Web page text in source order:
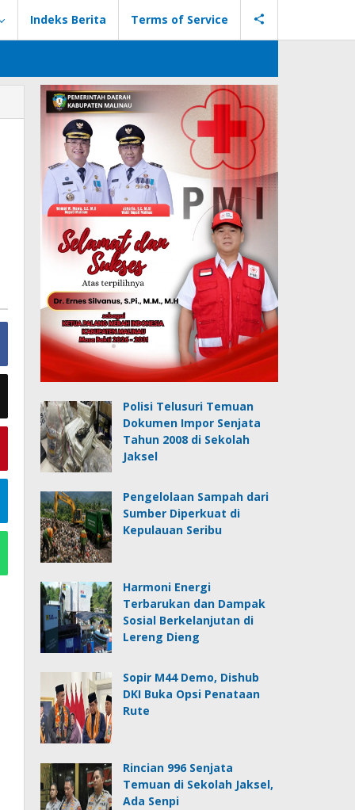
Indeks Berita Terms of Service
Polisi Telusuri Temuan
Dokumen Impor Senjata
Tahun 2008 di Sekolah
Jaksel
Pengelolaan Sampah dari
Sumber Diperkuat di
Kepulauan Seribu
Harmoni Energi
Terbarukan dan Dampak
Sosial Berkelanjutan di
Lereng Dieng
Sopir M44 Demo, Dishub
DKI Buka Opsi Penataan
Rute
Rincian 996 Senjata
Temuan di Sekolah Jaksel,
Ada Senpi